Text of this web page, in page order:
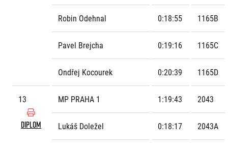
Robin Odehnal 0:18:55 1165B
Pavel Brejcha 0:19:16 1165C
Ondřej Kocourek 0:20:39 1165D
13
DIPLOM
MP PRAHA 1 1:19:43 2043
Lukáš Doležel 0:18:17 2043A